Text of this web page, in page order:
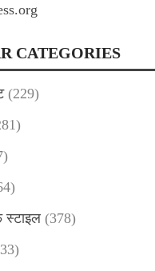
CATEGORIES
(229)
स्टाइल (378)